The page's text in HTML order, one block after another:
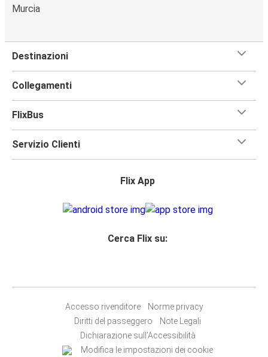
Murcia
Destinazioni
Collegamenti
FlixBus
Servizio Clienti
Flix App
Cerca Flix su:
Accesso rivenditore
Norme privacy
Diritti del passeggero
Note Legali
Dichiarazione sull’Accessibilità
Modifica le impostazioni dei cookie